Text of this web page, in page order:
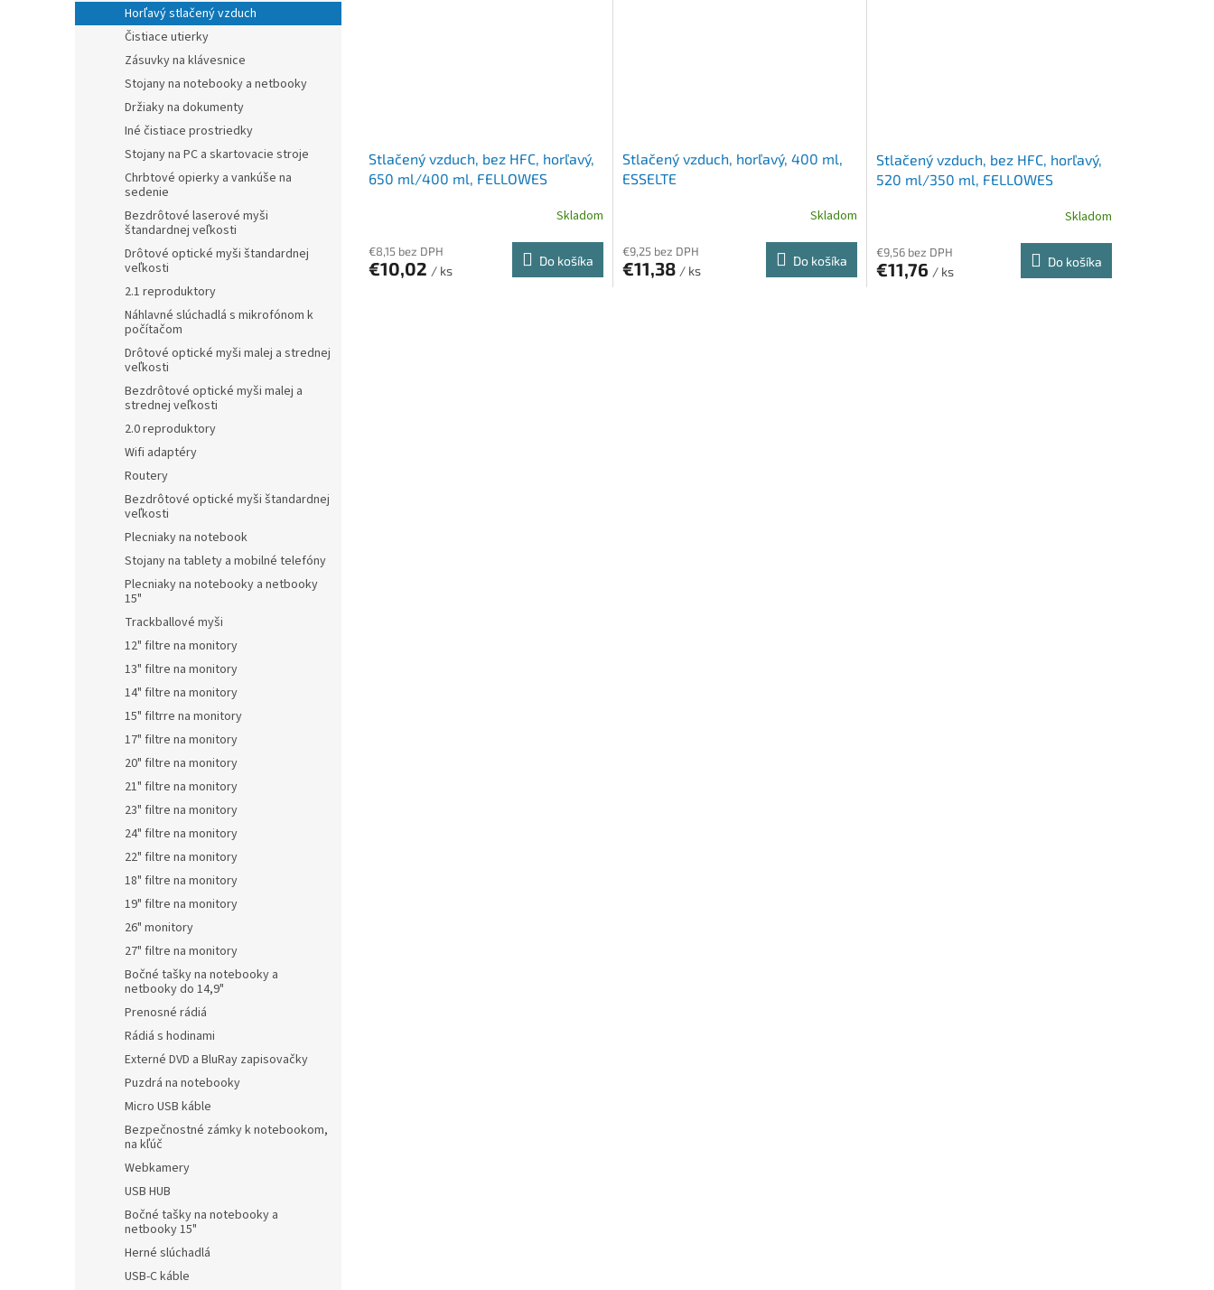
Horľavý stlačený vzduch
Čistiace utierky
Zásuvky na klávesnice
Stojany na notebooky a netbooky
Držiaky na dokumenty
Iné čistiace prostriedky
Stojany na PC a skartovacie stroje
Chrbtové opierky a vankúše na
sedenie
Bezdrôtové laserové myši
štandardnej veľkosti
Drôtové optické myši štandardnej
veľkosti
2.1 reproduktory
Náhlavné slúchadlá s mikrofónom k
počítačom
Drôtové optické myši malej a strednej
veľkosti
Bezdrôtové optické myši malej a
strednej veľkosti
2.0 reproduktory
Wifi adaptéry
Routery
Bezdrôtové optické myši štandardnej
veľkosti
Plecniaky na notebook
Stojany na tablety a mobilné telefóny
Plecniaky na notebooky a netbooky
15"
Trackballové myši
12" filtre na monitory
13" filtre na monitory
14" filtre na monitory
15" filtrre na monitory
17" filtre na monitory
20" filtre na monitory
21" filtre na monitory
23" filtre na monitory
24" filtre na monitory
22" filtre na monitory
18" filtre na monitory
19" filtre na monitory
26" monitory
27" filtre na monitory
Bočné tašky na notebooky a
netbooky do 14,9"
Prenosné rádiá
Rádiá s hodinami
Externé DVD a BluRay zapisovačky
Puzdrá na notebooky
Micro USB káble
Bezpečnostné zámky k notebookom,
na kľúč
Webkamery
USB HUB
Bočné tašky na notebooky a
netbooky 15"
Herné slúchadlá
USB-C káble
Stlačený vzduch, bez HFC, horľavý,
650 ml/400 ml, FELLOWES
Skladom
€8,15 bez DPH
€10,02 / ks
Do košíka
Stlačený vzduch, horľavý, 400 ml,
ESSELTE
Skladom
€9,25 bez DPH
€11,38 / ks
Do košíka
Stlačený vzduch, bez HFC, horľavý,
520 ml/350 ml, FELLOWES
Skladom
€9,56 bez DPH
€11,76 / ks
Do košíka